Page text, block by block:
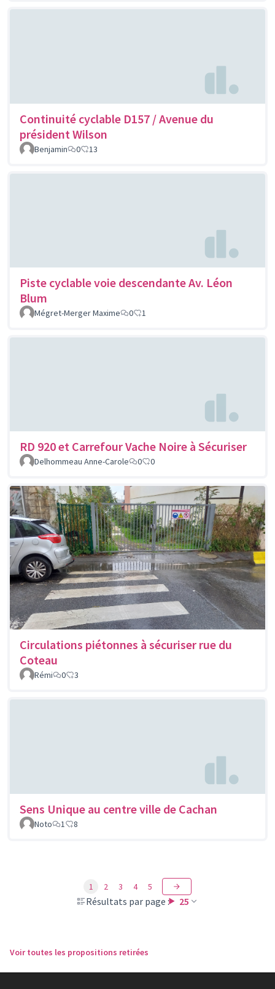
Continuité cyclable D157 / Avenue du
président Wilson
Benjamin 0 13
Piste cyclable voie descendante Av. Léon
Blum
Mégret-Merger Maxime 0 1
RD 920 et Carrefour Vache Noire à Sécuriser
Delhommeau Anne-Carole 0 0
Circulations piétonnes à sécuriser rue du
Coteau
Rémi 0 3
Sens Unique au centre ville de Cachan
Noto 1 8
Résultats par page : 25
1 2 3 4 5
Voir toutes les propositions retirées